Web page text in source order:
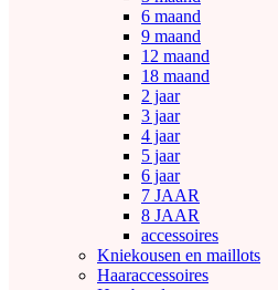
6 maand
9 maand
12 maand
18 maand
2 jaar
3 jaar
4 jaar
5 jaar
6 jaar
7 JAAR
8 JAAR
accessoires
Kniekousen en maillots
Haaraccessoires